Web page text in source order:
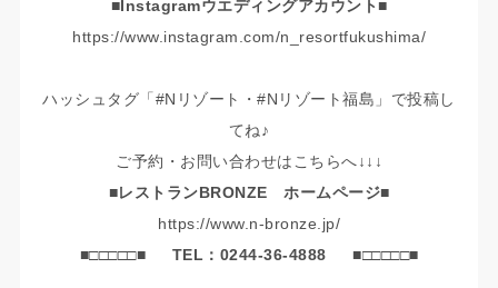
■Instagramウエディングアカウント■
https://www.instagram.com/n_resortfukushima/
ハッシュタグ「#Nリゾート・#Nリゾート福島」で投稿し
てね♪
ご予約・お問い合わせはこちらへ↓↓↓
■レストランBRONZE ホームページ■
https://www.n-bronze.jp/
■□□□□□■ TEL：0244-36-4888 ■□□□□□■